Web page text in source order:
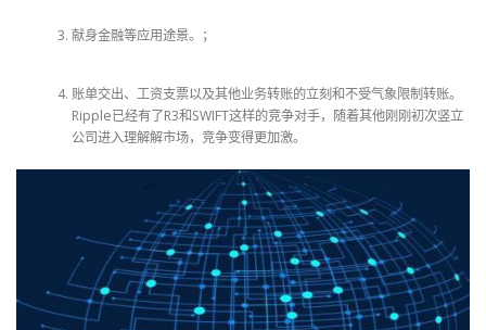
献身金融等应用途景。；
账单交出、工资支票以及其他业务转账的立刻和不受气象限制转账。
Ripple已经有了R3和SWIFT这样的竞争对手，随着其他刚刚初次竖立
公司进入理解解市场，竞争变得更加激。